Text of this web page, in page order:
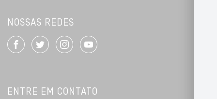
NOSSAS REDES
ENTRE EM CONTATO